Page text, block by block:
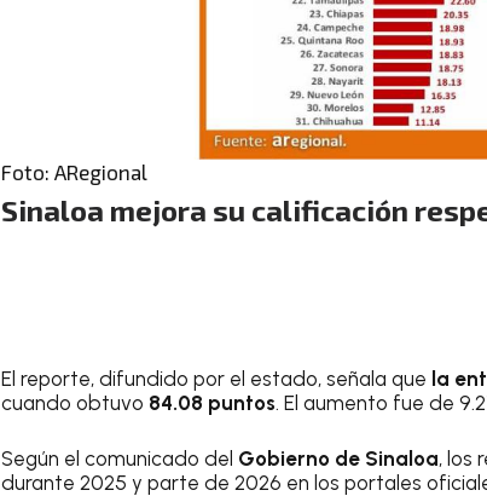
Foto: ARegional
Sinaloa mejora su calificación
El reporte, difundido por el estado, señala que la
cuando obtuvo 84.08 puntos. El aumento fue de
Según el comunicado del Gobierno de Sinaloa, los
durante 2025 y parte de 2026 en los portales